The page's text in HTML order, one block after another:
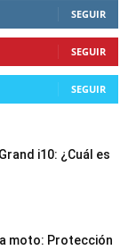
SEGUIR
SEGUIR
SEGUIR
i10: ¿Cuál es
moto: Protección